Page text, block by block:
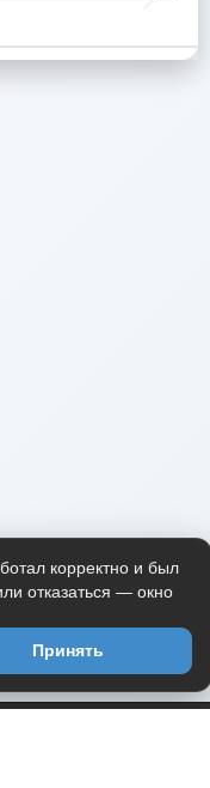
корректно и был
отказаться — окно
Принять